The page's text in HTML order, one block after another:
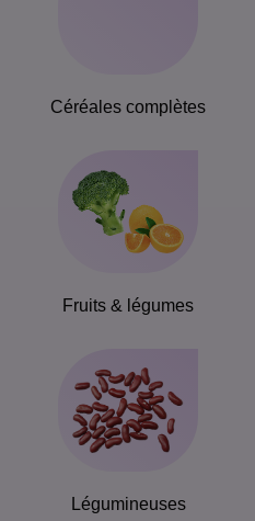
Céréales complètes
Fruits & légumes
Légumineuses